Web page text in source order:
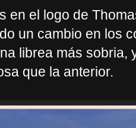
en el logo de
un cambio en los
librea más sobria,
que la anterior.